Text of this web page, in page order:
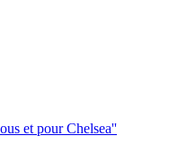
et pour Chelsea''